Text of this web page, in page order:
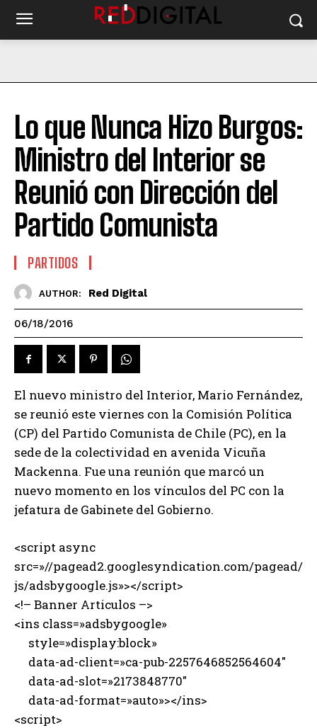
Lo que Nunca Hizo Burgos:
Ministro del Interior se
Reunió con Dirección del
Partido Comunista
PARTIDOS
AUTHOR: Red Digital
06/18/2016
El nuevo ministro del Interior, Mario Fernández,
se reunió este viernes con la Comisión Política
(CP) del Partido Comunista de Chile (PC), en la
sede de la colectividad en avenida Vicuña
Mackenna. Fue una reunión que marcó un
nuevo momento en los vínculos del PC con la
jefatura de Gabinete del Gobierno.
<script async
src=»//pagead2.googlesyndication.com/pagead/
js/adsbygoogle.js»></script>
<!– Banner Articulos –>
<ins class=»adsbygoogle»
style=»display:block»
data-ad-client=»ca-pub-2257646852564604″
data-ad-slot=»2173848770″
data-ad-format=»auto»></ins>
<script>